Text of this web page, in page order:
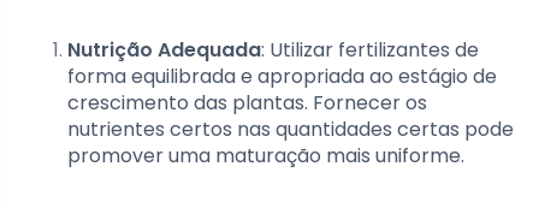
Nutrição Adequada: Utilizar fertilizantes de
forma equilibrada e apropriada ao estágio de
crescimento das plantas. Fornecer os
nutrientes certos nas quantidades certas pode
promover uma maturação mais uniforme.